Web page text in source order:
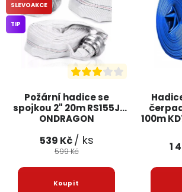
Jaký je aktuální stav mé objednávky?
Velkoobchodní spolupráce (B2B)
Hodnocení obchodu
Doprava a platba Váš zákaznický
Reklamační formulář Odstoupení
Požární hadice se
spojkou 2" 20m RS155J
ONDRAGON
SLEVOAKCE
TIP
539 Kč/ ks
599 Kč
100m
1